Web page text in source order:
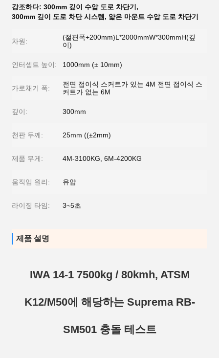
강조하다: 300mm 깊이 수압 도로 차단기 ,
300mm 깊이 도로 차단 시스템 , 얇은 마운트 수압 도로 차단기
차원:
(절편폭+200mm)L*2000mmW*300mmH(깊
이)
인터셉트 높이: 1000mm (± 10mm)
가로채기 폭:
전면 접이식 스커트가 있는 4M 전면 접이식 스
커트가 없는 6M
깊이: 300mm
천판 두께: 25mm ((±2mm)
제품 무게: 4M-3100KG, 6M-4200KG
움직임 원리: 유압
라이징 타임: 3~5초
제품 설명
IWA 14-1 7500kg / 80kmh, ATSM
K12/M50에 해당하는 Suprema RB-
SM501 충돌 테스트